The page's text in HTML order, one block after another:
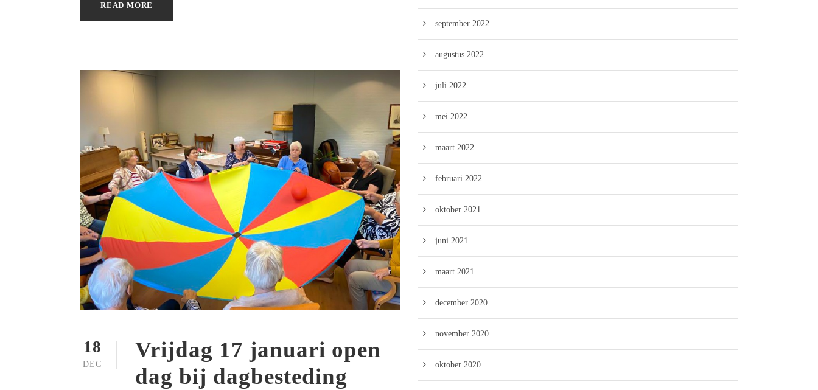
READ MORE
18
DEC
Vrijdag 17 januari open
dag bij dagbesteding
september 2022
augustus 2022
juli 2022
mei 2022
maart 2022
februari 2022
oktober 2021
juni 2021
maart 2021
december 2020
november 2020
oktober 2020